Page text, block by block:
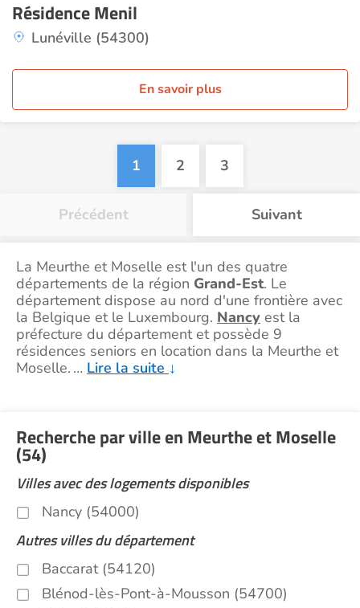
Résidence Menil
Lunéville (54300)
En savoir plus
1 2 3
Précédent Suivant
La Meurthe et Moselle est l'un des quatre
départements de la région Grand-Est. Le
département dispose au nord d'une frontière avec
la Belgique et le Luxembourg. Nancy est la
préfecture du département et possède 9
résidences seniors en location dans la Meurthe et
Moselle. … Lire la suite ↓
Recherche par ville en Meurthe et Moselle
(54)
Villes avec des logements disponibles
Nancy (54000)
Autres villes du département
Baccarat (54120)
Blénod-lès-Pont-à-Mousson (54700)